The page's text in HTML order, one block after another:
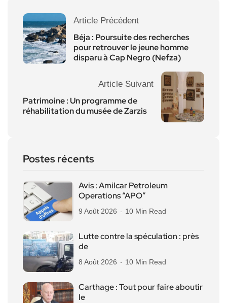
Article Précédent
Béja : Poursuite des recherches
pour retrouver le jeune homme
disparu à Cap Negro (Nefza)
Article Suivant
Patrimoine : Un programme de
réhabilitation du musée de Zarzis
Postes récents
Avis : Amilcar Petroleum
Operations “APO”
9 Août 2026 10 Min Read
Lutte contre la spéculation : près
de
8 Août 2026 10 Min Read
Carthage : Tout pour faire aboutir
le